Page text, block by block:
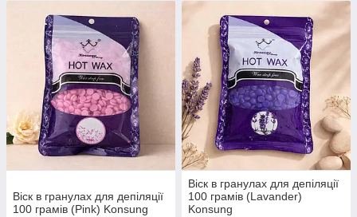
Віск в гранулах для депіляції
100 грамів (Pink) Konsung
Віск в гранулах для депіляції
100 грамів (Lavander)
Konsung